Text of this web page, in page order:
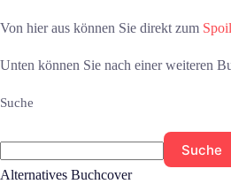
Von hier aus können Sie direkt zum
Unten können Sie nach einer weiteren
Suche
Suche
Alternatives Buchcover